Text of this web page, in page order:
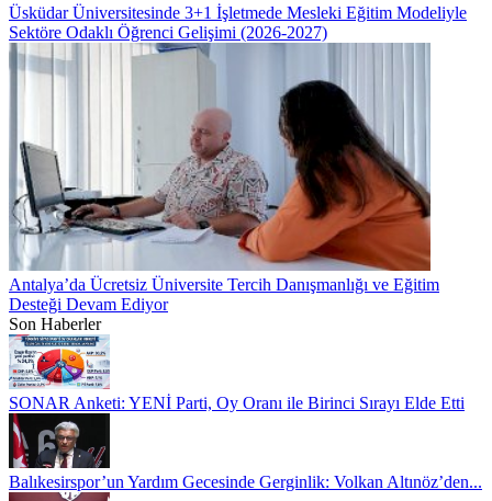
Üsküdar Üniversitesinde 3+1 İşletmede Mesleki Eğitim Modeliyle
Sektöre Odaklı Öğrenci Gelişimi (2026-2027)
Antalya’da Ücretsiz Üniversite Tercih Danışmanlığı ve Eğitim
Desteği Devam Ediyor
Son Haberler
SONAR Anketi: YENİ Parti, Oy Oranı ile Birinci Sırayı Elde Etti
Balıkesirspor’un Yardım Gecesinde Gerginlik: Volkan Altınöz’den...